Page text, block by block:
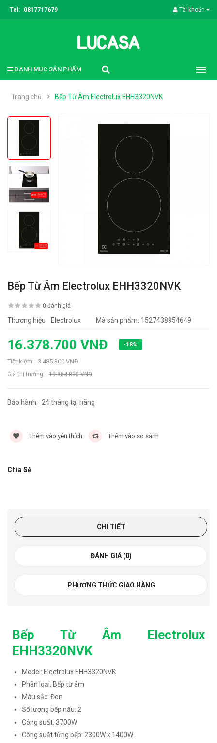
Tel: 0817717679 Tài khoản
DANH MỤC SẢN PHẨM
Trang chủ Bếp Từ Âm Electrolux EHH3320NVK
Bếp Từ Âm Electrolux EHH3320NVK
0 đánh giá
Thương hiệu: Electrolux Mã sản phẩm: 1527438954649
16.378.700 VNĐ -18%
Tiết kiệm: 3.485.300 VNĐ
Giá thị trường: 19.864.000 VNĐ
Bảo hành: 24 tháng tại hãng
Thêm vào yêu thích Thêm vào so sánh
Chia Sẻ
CHI TIẾT
ĐÁNH GIÁ (0)
PHƯƠNG THỨC GIAO HÀNG
Bếp Từ Âm Electrolux
EHH3320NVK
Model: Electrolux EHH3320NVK
Phân loại: Bếp từ âm
Màu sắc: Đen
Số lượng bếp nấu: 2
Công suất: 3700W
Công suất từng bếp: 2300W x 1400W